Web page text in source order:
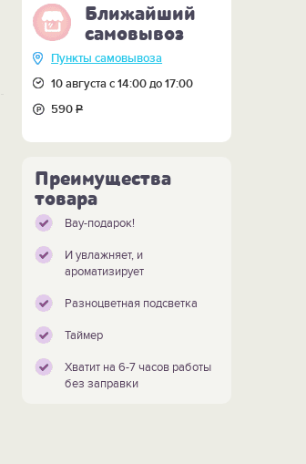
Ближайший
самовывоз
Пункты самовывоза
10 августа с 14:00 до 17:00
590Р
Преимущества
товара
Вау-подарок!
И увлажняет, и
ароматизирует
Разноцветная подсветка
Таймер
Хватит на 6-7 часов работы
без заправки